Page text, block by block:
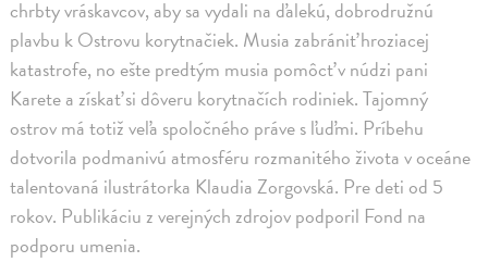
chrbty vráskavcov, aby sa vydali na ďalekú, dobrodružnú
plavbu k Ostrovu korytnačiek. Musia zabrániť hroziacej
katastrofe, no ešte predtým musia pomôcť v núdzi pani
Karete a získať si dôveru korytnačích rodiniek. Tajomný
ostrov má totiž veľa spoločného práve s ľuďmi. Príbehu
dotvorila podmanivú atmosféru rozmanitého života v oceáne
talentovaná ilustrátorka Klaudia Zorgovská. Pre deti od 5
rokov. Publikáciu z verejných zdrojov podporil Fond na
podporu umenia.